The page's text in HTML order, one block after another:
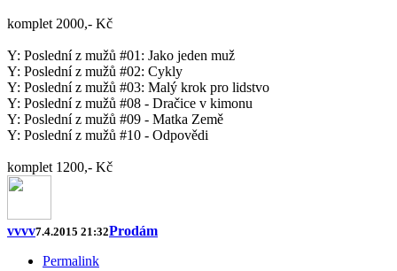
komplet 2000,- Kč
Y: Poslední z mužů #01: Jako jeden muž
Y: Poslední z mužů #02: Cykly
Y: Poslední z mužů #03: Malý krok pro lidstvo
Y: Poslední z mužů #08 - Dračice v kimonu
Y: Poslední z mužů #09 - Matka Země
Y: Poslední z mužů #10 - Odpovědi
komplet 1200,- Kč
vvvv7.4.2015 21:32Prodám
Permalink